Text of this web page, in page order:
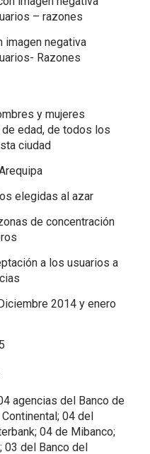
– razones
imagen negativa
Razones
y mujeres
edad, de todos los
ciudad
elegidas al azar
de concentración
a los usuarios a
2014 y enero
agencias del Banco de
04 del
04 de Mibanco;
del Banco del